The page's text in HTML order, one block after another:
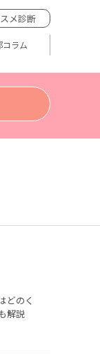
メ診断
コラム
どのく
解説